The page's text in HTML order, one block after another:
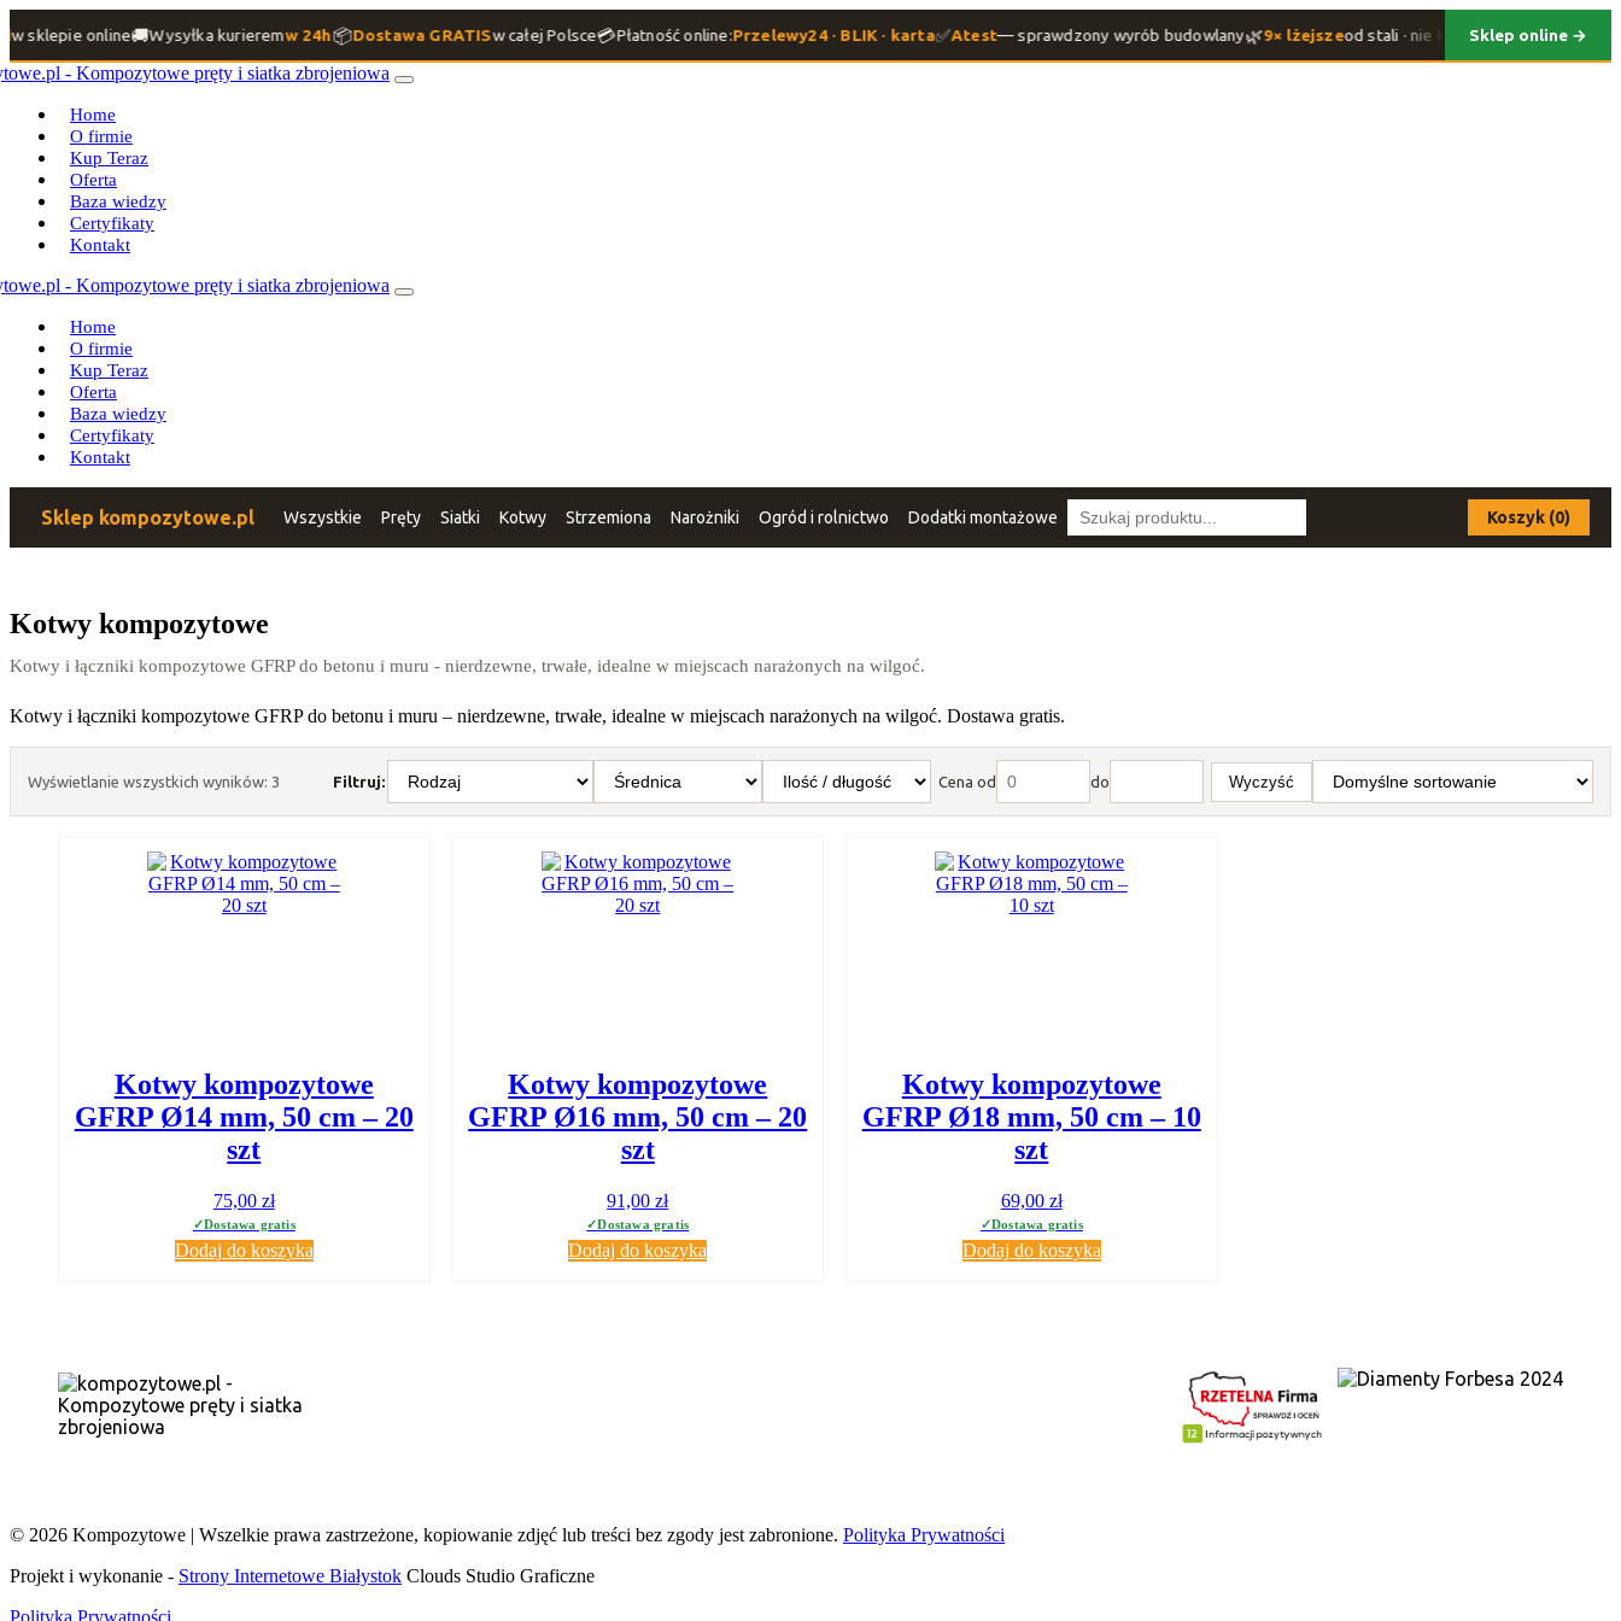
w sklepie online🚚Wysyłka kurieremw 24h📦Dostawa GRATISw całej Polsce💳Płatność online:Przelewy24 · BLIK · karta✅Atest— sprawdzony wyrób budowlany🌿9× lżejszeod stali · nie koroduje🛒Kup kompozyt
Sklep online →
Home
O firmie
Kup Teraz
Oferta
Baza wiedzy
Certyfikaty
Kontakt
Home
O firmie
Kup Teraz
Oferta
Baza wiedzy
Certyfikaty
Kontakt
Sklep kompozytowe.pl Wszystkie Pręty Siatki Kotwy Strzemiona Narożniki Ogród i rolnictwo Dodatki montażowe Koszyk (0)
Kotwy kompozytowe
Kotwy i łączniki kompozytowe GFRP do betonu i muru - nierdzewne, trwałe, idealne w miejscach narażonych na wilgoć.
Kotwy i łączniki kompozytowe GFRP do betonu i muru – nierdzewne, trwałe, idealne w miejscach narażonych na wilgoć. Dostawa gratis.
Wyświetlanie wszystkich wyników: 3 Filtruj: Cena od do Wyczyść
Kotwy kompozytowe
GFRP Ø14 mm, 50 cm – 20
szt
75,00 zł
Dodaj do koszyka
Kotwy kompozytowe
GFRP Ø16 mm, 50 cm – 20
szt
91,00zł
Dodaj do koszyka
Kotwy kompozytowe
GFRP Ø18 mm, 50 cm – 10
szt
69,00 zł
Dodaj do koszyka
© 2026 Kompozytowe | Wszelkie prawa zastrzeżone, kopiowanie zdjęć lub treści bez zgody jest zabronione. Polityka Prywatności
Projekt i wykonanie - Strony Internetowe Białystok Clouds Studio Graficzne
Polityka Prywatności